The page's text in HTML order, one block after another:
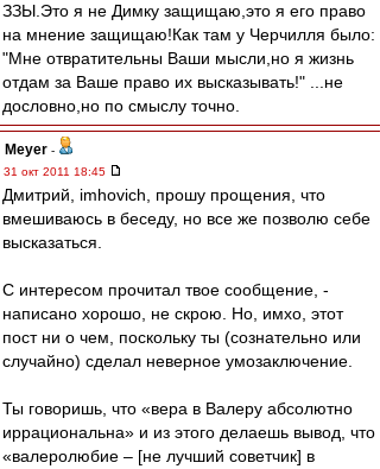
ЗЗЫ.Это я не Димку защищаю,это я его право
на мнение защищаю!Как там у Черчилля было:
"Мне отвратительны Ваши мысли,но я жизнь
отдам за Ваше право их высказывать!" ...не
дословно,но по смыслу точно.
Meyer -
31 окт 2011 18:45
Дмитрий, imhovich, прошу прощения, что
вмешиваюсь в беседу, но все же позволю себе
высказаться.
С интересом прочитал твое сообщение, -
написано хорошо, не скрою. Но, имхо, этот
пост ни о чем, поскольку ты (сознательно или
случайно) сделал неверное умозаключение.
Ты говоришь, что «вера в Валеру абсолютно
иррациональна» и из этого делаешь вывод, что
«валеролюбие – [не лучший советчик] в